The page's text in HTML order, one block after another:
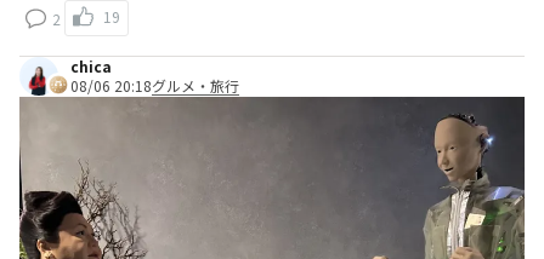
2 19
chica
08/06 20:18グルメ・旅行